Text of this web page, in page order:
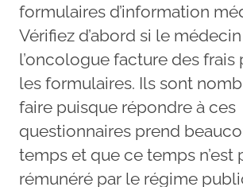
formulaires d’information
Vérifiez d’abord si le
l’oncologue facture des
les formulaires. Ils sont
faire puisque répondre à ces
questionnaires prend
temps et que ce temps n’est
rémunéré par le régime